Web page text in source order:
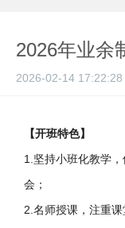
2026年业余
2026-02-14 17:22:28
【开班特色】
1.坚持小班化教学
会；
2.名师授课，注重